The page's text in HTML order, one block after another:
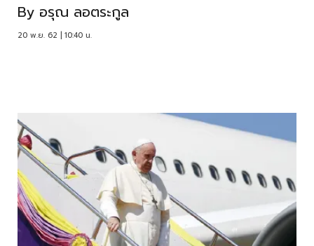
By อรุณ ลอตระกูล
20 พ.ย. 62 | 10:40 น.